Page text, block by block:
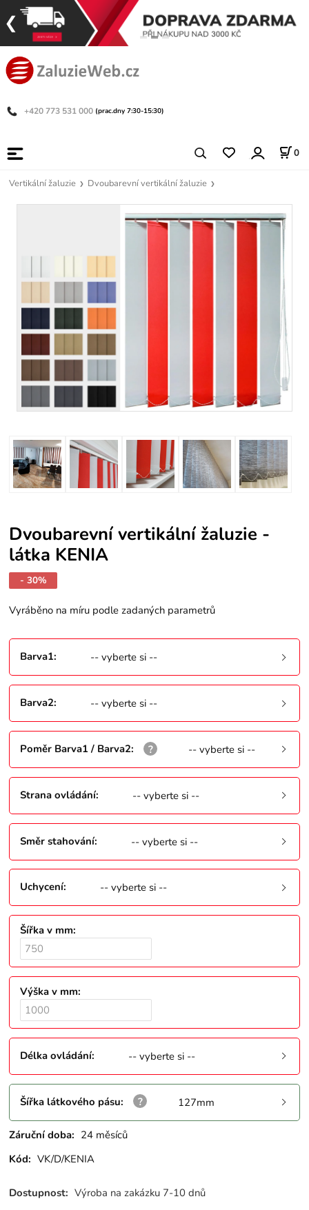
+420 773 531 000 (prac.dny 7:30-15:30)
0
Vertikální žaluzie Dvoubarevní vertikální žaluzie
Dvoubarevní vertikální žaluzie -
látka KENIA
- 30%
Vyráběno na míru podle zadaných parametrů
Barva1: -- vyberte si --
Barva2: -- vyberte si --
Poměr Barva1 / Barva2: -- vyberte si --
Strana ovládání: -- vyberte si --
Směr stahování: -- vyberte si --
Uchycení: -- vyberte si --
Šířka v mm:
Výška v mm:
Délka ovládání: -- vyberte si --
Šířka látkového pásu: 127mm
Záruční doba: 24 měsíců
Kód: VK/D/KENIA
Dostupnost: Výroba na zakázku 7-10 dnů